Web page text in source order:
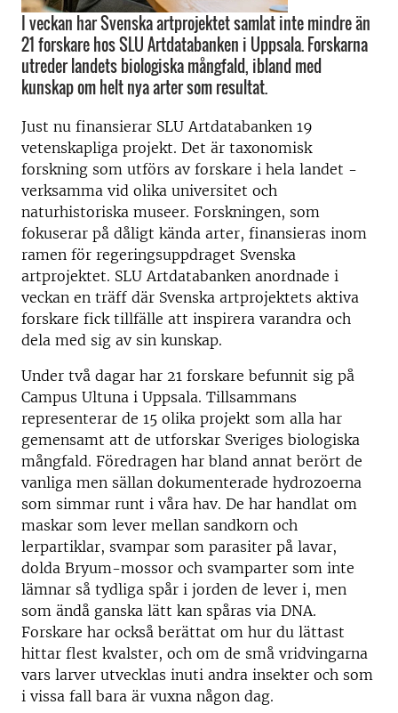
I veckan har Svenska artprojektet samlat inte mindre än
21 forskare hos SLU Artdatabanken i Uppsala. Forskarna
utreder landets biologiska mångfald, ibland med
kunskap om helt nya arter som resultat.
Just nu finansierar SLU Artdatabanken 19
vetenskapliga projekt. Det är taxonomisk
forskning som utförs av forskare i hela landet -
verksamma vid olika universitet och
naturhistoriska museer. Forskningen, som
fokuserar på dåligt kända arter, finansieras inom
ramen för regeringsuppdraget Svenska
artprojektet. SLU Artdatabanken anordnade i
veckan en träff där Svenska artprojektets aktiva
forskare fick tillfälle att inspirera varandra och
dela med sig av sin kunskap.
Under två dagar har 21 forskare befunnit sig på
Campus Ultuna i Uppsala. Tillsammans
representerar de 15 olika projekt som alla har
gemensamt att de utforskar Sveriges biologiska
mångfald. Föredragen har bland annat berört de
vanliga men sällan dokumenterade hydrozoerna
som simmar runt i våra hav. De har handlat om
maskar som lever mellan sandkorn och
lerpartiklar, svampar som parasiter på lavar,
dolda Bryum-mossor och svamparter som inte
lämnar så tydliga spår i jorden de lever i, men
som ändå ganska lätt kan spåras via DNA.
Forskare har också berättat om hur du lättast
hittar flest kvalster, och om de små vridvingarna
vars larver utvecklas inuti andra insekter och som
i vissa fall bara är vuxna någon dag.